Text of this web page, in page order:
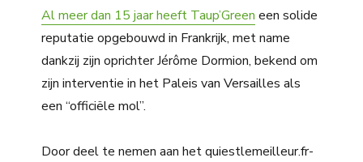
Al meer dan 15 jaar heeft Taup’Green een solide
reputatie opgebouwd in Frankrijk, met name
dankzij zijn oprichter Jérôme Dormion, bekend om
zijn interventie in het Paleis van Versailles als
een “officiële mol”.
Door deel te nemen aan het quiestlemeilleur.fr-